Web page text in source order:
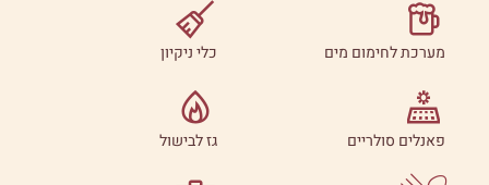
מערכת לחימום מים כלי ניקיון
פאנלים סולריים גז לבישול